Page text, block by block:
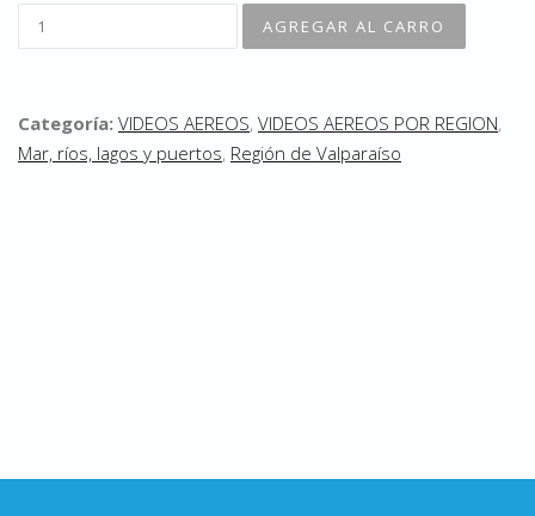
Categoría: VIDEOS AEREOS, VIDEOS AEREOS POR REGION,
Mar, ríos, lagos y puertos, Región de Valparaíso